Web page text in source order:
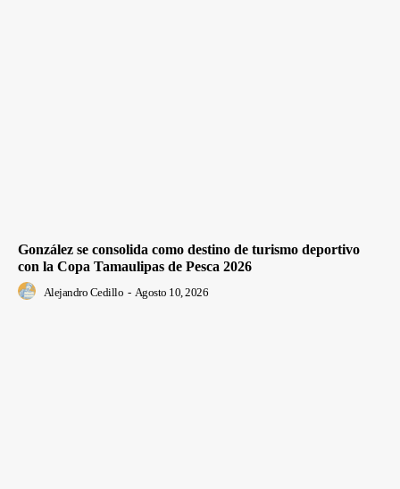
González se consolida como destino de turismo deportivo
con la Copa Tamaulipas de Pesca 2026
Alejandro Cedillo - Agosto 10, 2026